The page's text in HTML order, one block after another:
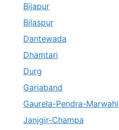
Bijapur
Bilaspur
Dantewada
Dhamtari
Durg
Gariaband
Gaurela-Pendra-Marwahi
Janjgir-Champa